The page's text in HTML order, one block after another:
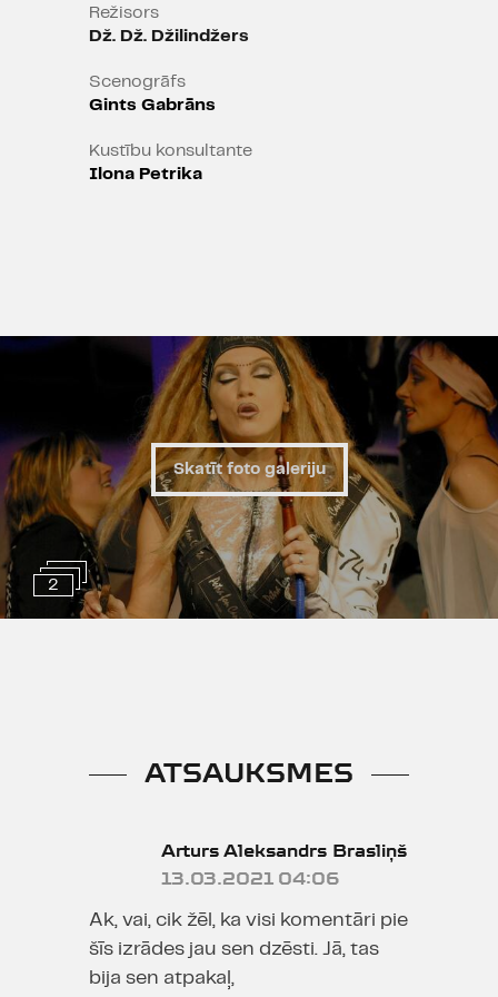
daudz parastāki nekā sievietes."
Režisors
Dž. Dž. Džilindžers
Scenogrāfs
Gints Gabrāns
Kustību konsultante
Ilona Petrika
2
Skatīt foto galeriju
ATSAUKSMES
Arturs Aleksandrs Brasliņš
13.03.2021 04:06
Ak, vai, cik žēl, ka visi komentāri pie
šīs izrādes jau sen dzēsti. Jā, tas
bija sen atpakaļ,